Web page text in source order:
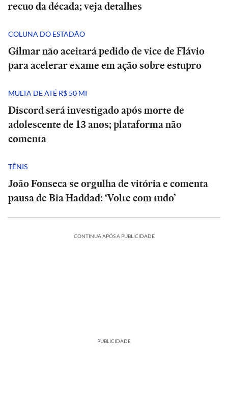
recuo da década; veja detalhes
COLUNA DO ESTADÃO
Gilmar não aceitará pedido de vice de Flávio
para acelerar exame em ação sobre estupro
MULTA DE ATÉ R$ 50 MI
Discord será investigado após morte de
adolescente de 13 anos; plataforma não
comenta
TÊNIS
João Fonseca se orgulha de vitória e comenta
pausa de Bia Haddad: ‘Volte com tudo’
CONTINUA APÓS A PUBLICIDADE
PUBLICIDADE